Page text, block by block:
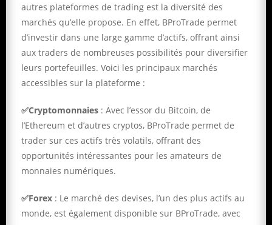
autres plateformes de trading est la diversité des
marchés qu’elle propose. En effet, BProTrade permet
d’investir dans une large gamme d’actifs, offrant ainsi
aux traders de nombreuses possibilités pour diversifier
leurs portefeuilles. Voici les principaux marchés
accessibles sur la plateforme :
✅Cryptomonnaies : Avec l’essor du Bitcoin, de
l’Ethereum et d’autres cryptos, BProTrade permet de
trader sur ces actifs très volatils, offrant des
opportunités intéressantes pour les amateurs de
monnaies numériques.
✅Forex : Le marché des devises, l’un des plus actifs au
monde, est également disponible sur BProTrade, avec